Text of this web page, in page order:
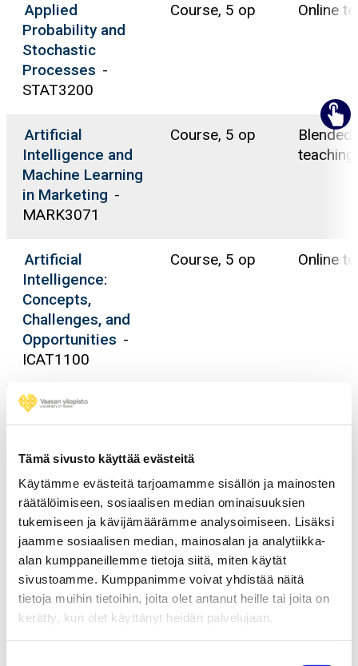
Tämä sivusto käyttää evästeitä
Käytämme evästeitä tarjoamamme sisällön ja mainosten
räätälöimiseen, sosiaalisen median ominaisuuksien
tukemiseen ja kävijämäärämme analysoimiseen. Lisäksi
jaamme sosiaalisen median, mainosalan ja analytiikka-
alan kumppaneillemme tietoja siitä, miten käytät
sivustoamme. Kumppanimme voivat yhdistää näitä
tietoja muihin tietoihin, joita olet antanut heille tai joita on
kerätty, kun olet käyttänyt heidän palvelujaan.
Applied
Probability and
Stochastic
Processes -
STAT3200
Course, 5 op Online
Artificial
Intelligence and
Machine Learning
in Marketing -
MARK3071
Course, 5 op
Blended
teaching
Artificial
Intelligence:
Concepts,
Challenges, and
Opportunities -
ICAT1100
Course, 5 op Online
Asiantuntijan
viestintätaidot-
op
Verkko-
Atomi- ja
ydinfysiikka -
FYSI3050
Opintojakso, 5
op
Basic Course in
Logistics-
TUTA2160
Course, 5 op
Contact
teaching